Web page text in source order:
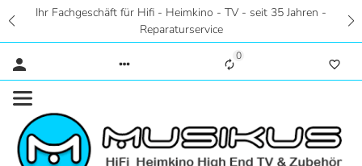
Ihr Fachgeschäft für Hifi - Heimkino - TV - seit 35 Jahren -
Reparaturservice
0